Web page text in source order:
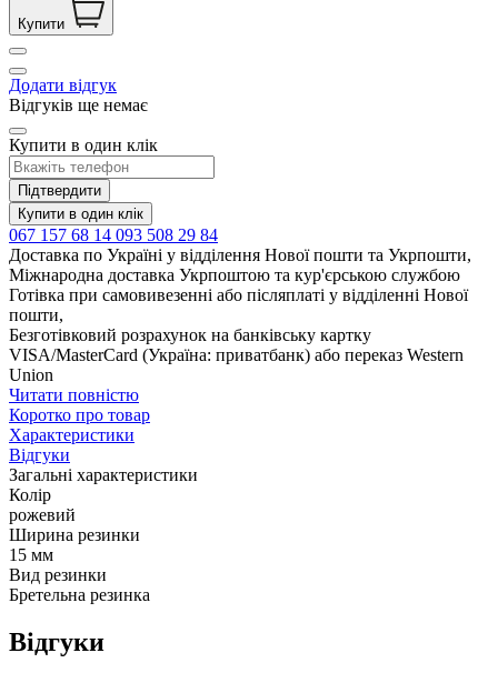
Купити
Додати відгук
Відгуків ще немає
Купити в один клік
Підтвердити
Купити в один клік
067 157 68 14 093 508 29 84
Доставка по Україні у відділення Нової пошти та Укрпошти,
Міжнародна доставка Укрпоштою та кур'єрською службою
Готівка при самовивезенні або післяплаті у відділенні Нової
пошти,
Безготівковий розрахунок на банківську картку
VISA/MasterCard (Україна: приватбанк) або переказ Western
Union
Читати повністю
Коротко про товар
Характеристики
Відгуки
Загальні характеристики
Колір
рожевий
Ширина резинки
15 мм
Вид резинки
Бретельна резинка
Відгуки